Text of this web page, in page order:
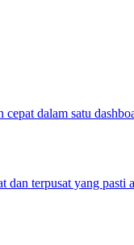
dalam satu
terpusat yang pasti